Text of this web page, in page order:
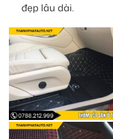
đẹp lâu dài.